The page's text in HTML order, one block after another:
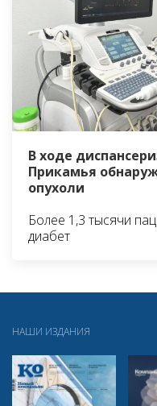
В ходе
Прикамья
опухоли
Более 1,3 тысячи
диабет
НАШИ ИЗДАНИЯ